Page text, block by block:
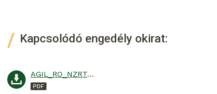
Kapcsolódó engedély okirat:
AGIL_RO_NZRT_PI_6300_1963_2_2020.NÉBIH